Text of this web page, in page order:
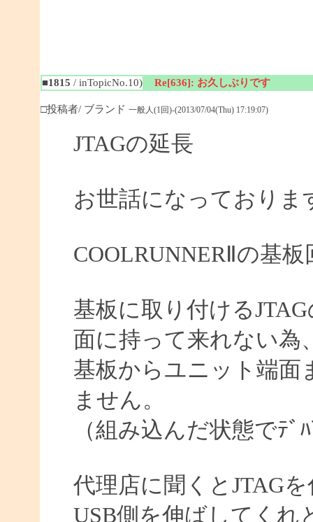
■1815 / inTopicNo.10) Re[636]: お久しぶりです
□投稿者/ ブランド 一般人(1回)-(2013/07/04(Thu) 17:19:07)
JTAGの延長
お世話になっておりま
COOLRUNNERⅡの基
基板に取り付ける
面に持って来れない為
基板からユニット端面
ません。
（組み込んだ状態でﾃﾞ
代理店に聞くとJTAG
USB側を伸ばしてくれ